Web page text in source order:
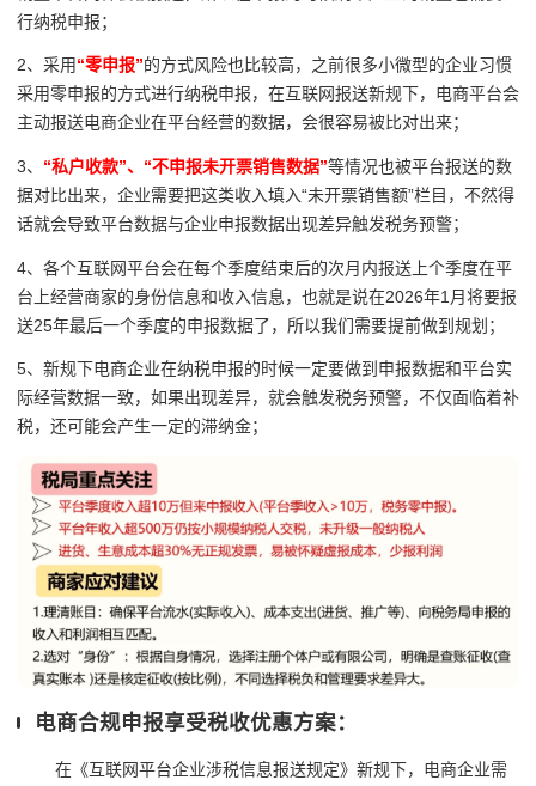
行纳税申报；
2、采用“零申报”的方式风险也比较高，之前很多小微型的企业习惯
采用零申报的方式进行纳税申报，在互联网报送新规下，电商平台会
主动报送电商企业在平台经营的数据，会很容易被比对出来；
3、 “私户收款”、“不申报未开票销售数据”等情况也被平台报送的数
据对比出来，企业需要把这类收入填入“未开票销售额”栏目，不然得
话就会导致平台数据与企业申报数据出现差异触发税务预警；
4、各个互联网平台会在每个季度结束后的次月内报送上个季度在平
台上经营商家的身份信息和收入信息，也就是说在2026年1 月将要报
送25年最后一个季度的申报数据了，所以我们需要提前做到规划；
5、新规下电商企业在纳税申报的时候一定要做到申报数据和平台实
际经营数据一致，如果出现差异，就会触发税务预警，不仅面临着补
税，还可能会产生一定的滞纳金；
电商合规申报享受税收优惠方案：
在《互联网平台企业涉税信息报送规定》新规下，电商企业需